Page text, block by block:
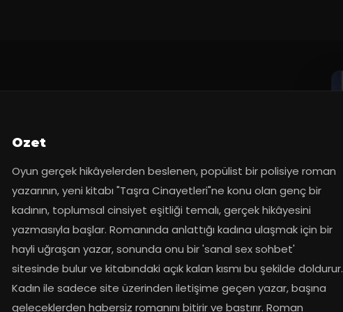
Ozet
Oyun gerçek hikâyelerden beslenen, popülist bir polisiye roman
yazarının, yeni kitabı "Taşra Cinayetleri"ne konu olan genç bir
kadının, toplumsal cinsiyet eşitliği temalı, gerçek hikâyesini
yazmasıyla başlar. Romanında anlattığı kadına ulaşmak için bir
hayli uğraşan yazar, sonunda onu bir 'sanal sex sohbet'
sitesinde bulur ve kitabındaki açık kalan kısmı bu şekilde doldurur.
Kadın ile sadece site üzerinden iletişime geçen yazar, başına
geleceklerden habersiz romanını bitirir ve bastırır. Roman